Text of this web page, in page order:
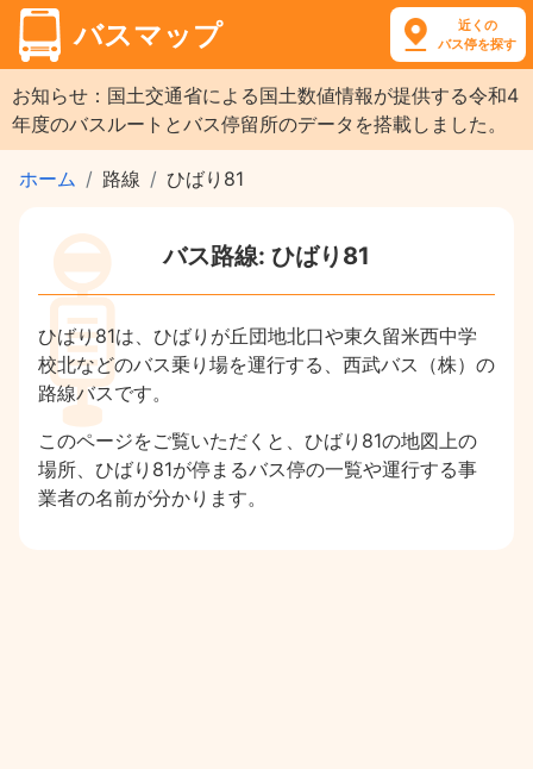
バスマップ
近くの
バス停を探す
お知らせ：国土交通省による国土数値情報が提供する令和4
年度のバスルートとバス停留所のデータを搭載しました。
ホーム 路線 ひばり81
バス路線: ひばり81
ひばり81は、ひばりが丘団地北口や東久留米西中学
校北などのバス乗り場を運行する、西武バス（株）の
路線バスです。
このページをご覧いただくと、ひばり81の地図上の
場所、ひばり81が停まるバス停の一覧や運行する事
業者の名前が分かります。